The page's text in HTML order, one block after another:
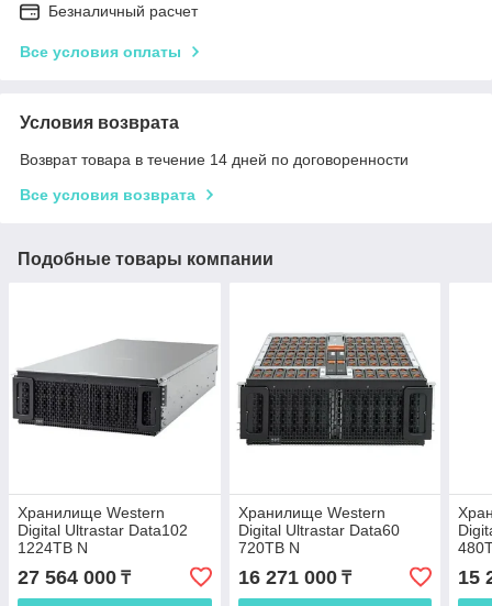
Безналичный расчет
Все условия оплаты
Условия возврата
Возврат товара в течение 14 дней по договоренности
Все условия возврата
Подобные товары компании
Хранилище Western
Digital Ultrastar Data102
1224TB N
27 564 000 ₸
Хранилище Western
Digital Ultrastar Data60
720TB N
16 271 000₸ 15